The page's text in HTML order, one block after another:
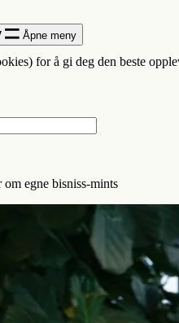
Åpne meny
egne bisniss-mints
for å gi deg den beste